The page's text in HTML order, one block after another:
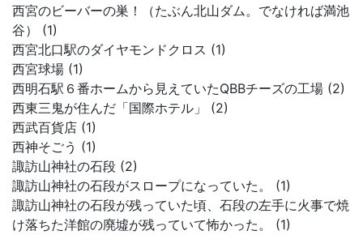
西宮のビーバーの巣！（たぶん北山ダム。でなければ満池
谷） (1)
西宮北口駅のダイヤモンドクロス (1)
西宮球場 (1)
西明石駅６番ホームから見えていたQBBチーズの工場 (2)
西東三鬼が住んだ「国際ホテル」 (2)
西武百貨店 (1)
西神そごう (1)
諏訪山神社の石段 (2)
諏訪山神社の石段がスロープになっていた。 (1)
諏訪山神社の石段が残っていた頃、石段の左手に火事で焼
け落ちた洋館の廃墟が残っていて怖かった。 (1)